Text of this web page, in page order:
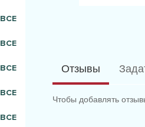
ВСЕ
ВСЕ
ВСЕ
ВСЕ
ВСЕ
Отзывы
Чтобы добавлять